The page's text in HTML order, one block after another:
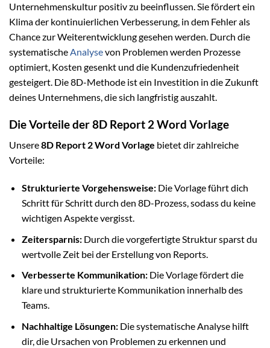
Unternehmenskultur positiv zu beeinflussen. Sie fördert ein
Klima der kontinuierlichen Verbesserung, in dem Fehler als
Chance zur Weiterentwicklung gesehen werden. Durch die
systematischeAnalysevon Problemen werden Prozesse
optimiert, Kosten gesenkt und die Kundenzufriedenheit
gesteigert. Die 8D-Methode ist ein Investition in die Zukunft
deines Unternehmens, die sich langfristig auszahlt.
Die Vorteile der 8D Report 2 Word Vorlage
Unsere8D Report 2 Word Vorlage bietet dir zahlreiche
Vorteile:
Strukturierte Vorgehensweise:Die Vorlage führt dich
Schritt für Schritt durch den 8D-Prozess, sodass du keine
wichtigen Aspekte vergisst.
Zeitersparnis:Durch die vorgefertigte Struktur sparst du
wertvolle Zeit bei der Erstellung von Reports.
Verbesserte Kommunikation:Die Vorlage fördert die
klare und strukturierte Kommunikation innerhalb des
Teams.
Nachhaltige Lösungen:Die systematische Analyse hilft
dir, die Ursachen von Problemen zu erkennen und